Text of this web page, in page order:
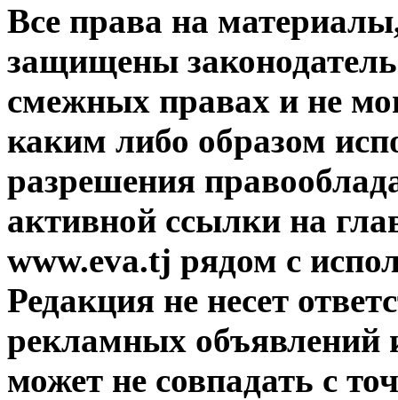
Все права на
защищены
смежных правах и не
каким либо образом
разрешения
активной ссылки на
www.eva.tj рядом с
Редакция не несет
рекламных объявлений
может не совпадать с